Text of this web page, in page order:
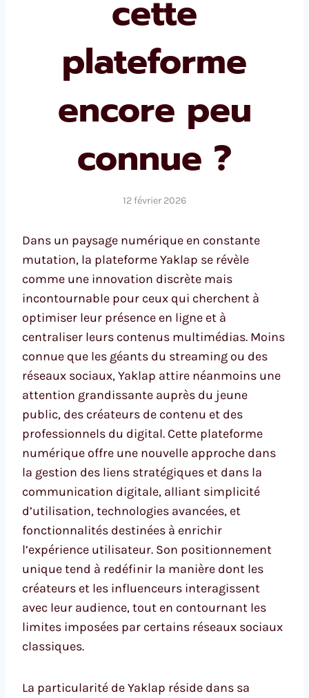
cette
plateforme
encore peu
connue ?
12 février 2026
Dans un paysage numérique en constante
mutation, la plateforme Yaklap se révèle
comme une innovation discrète mais
incontournable pour ceux qui cherchent à
optimiser leur présence en ligne et à
centraliser leurs contenus multimédias. Moins
connue que les géants du streaming ou des
réseaux sociaux, Yaklap attire néanmoins une
attention grandissante auprès du jeune
public, des créateurs de contenu et des
professionnels du digital. Cette plateforme
numérique offre une nouvelle approche dans
la gestion des liens stratégiques et dans la
communication digitale, alliant simplicité
d’utilisation, technologies avancées, et
fonctionnalités destinées à enrichir
l’expérience utilisateur. Son positionnement
unique tend à redéfinir la manière dont les
créateurs et les influenceurs interagissent
avec leur audience, tout en contournant les
limites imposées par certains réseaux sociaux
classiques.
La particularité de Yaklap réside dans sa